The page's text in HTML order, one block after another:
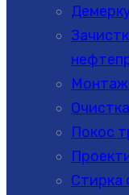
Монтаж
Покос
Стирка